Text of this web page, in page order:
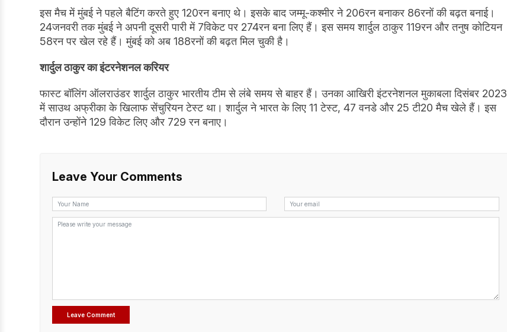
इस मैच में मुंबई ने पहले बैटिंग करते हुए 120रन बनाए थे। इसके बाद जम्मू-कश्मीर ने 206रन बनाकर 86रनों की बढ़त बनाई।
24जनवरी तक मुंबई ने अपनी दूसरी पारी में 7विकेट पर 274रन बना लिए हैं। इस समय शार्दुल ठाकुर 119रन और तनुष कोटियन
58रन पर खेल रहे हैं। मुंबई को अब 188रनों की बढ़त मिल चुकी है।
शार्दुल ठाकुर का इंटरनेशनल करियर
फास्ट बॉलिंग ऑलराउंडर शार्दुल ठाकुर भारतीय टीम से लंबे समय से बाहर हैं। उनका आखिरी इंटरनेशनल मुकाबला दिसंबर 2023
में साउथ अफ्रीका के खिलाफ सेंचुरियन टेस्ट था। शार्दुल ने भारत के लिए 11 टेस्ट, 47 वनडे और 25 टी20 मैच खेले हैं। इस
दौरान उन्होंने 129 विकेट लिए और 729 रन बनाए।
Leave Your Comments